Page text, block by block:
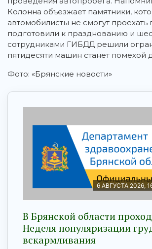
Колонна объезжает памятники,
автомобилисты не смогут
подготовили к празднованию и
сотрудниками ГИБДД решили
пятидесяти машин станет помехой
Фото: «Брянские новости»
6 АВГУСТА 2026,
В Брянской области
Неделя популяризации
вскармливания